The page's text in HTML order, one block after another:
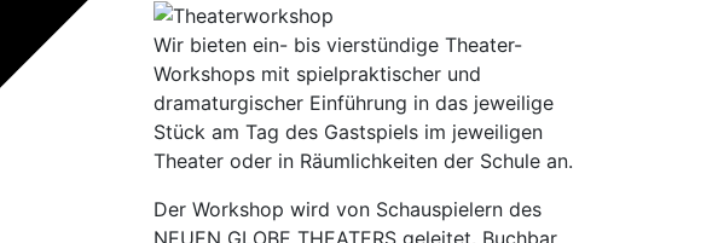
Wir bieten ein- bis vierstündige Theater-
Workshops mit spielpraktischer und
dramaturgischer Einführung in das jeweilige
Stück am Tag des Gastspiels im jeweiligen
Theater oder in Räumlichkeiten der Schule an.
Der Workshop wird von Schauspielern des
NEUEN GLOBE THEATERS geleitet. Buchbar